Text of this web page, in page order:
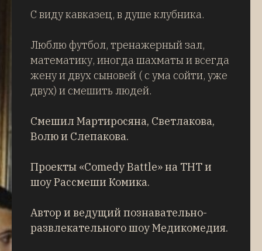
С виду кавказец, в душе клубника.
Люблю футбол, тренажерный зал,
математику, иногда шахматы и всегда
жену и двух сыновей ( с ума сойти, уже
двух) и смешить людей.
Смешил Мартиросяна, Светлакова,
Волю и Слепакова.
Проекты «Comedy Battle» на ТНТ и
шоу Рассмеши Комика.
Автор и ведущий познавательно-
развлекательного шоу Медикомедия.